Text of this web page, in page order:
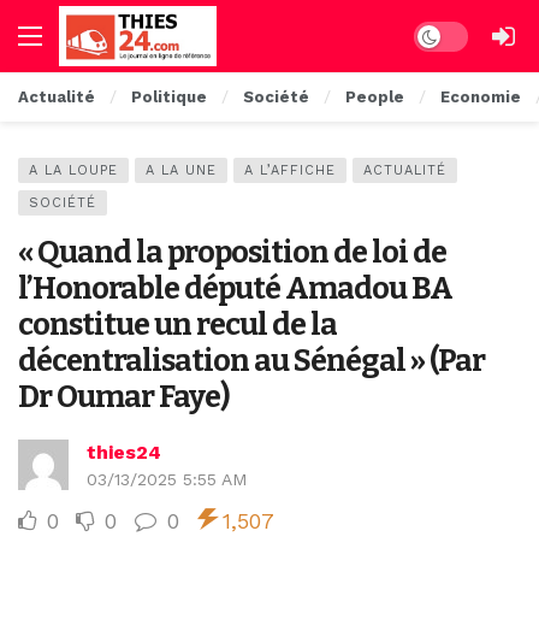
Dark mode
Actualité Politique Société People Economie
A LA LOUPE A LA UNE A L’AFFICHE ACTUALITÉ
SOCIÉTÉ
« Quand la proposition de loi de
l’Honorable député Amadou BA
constitue un recul de la
décentralisation au Sénégal » (Par
Dr Oumar Faye)
thies24
03/13/2025 5:55 AM
0 0 0 1,507